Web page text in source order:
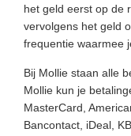
het geld eerst op de
vervolgens het geld
frequentie waarmee
Bij Mollie staan alle
Mollie kun je
MasterCard,
Bancontact, iDeal,